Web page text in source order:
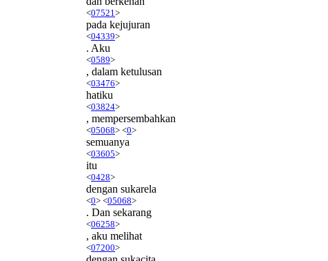
<07521 >
pada kejujuran
<04339>
. Aku
<0589>
, dalam ketulusan
<03476>
hatiku
<03824>
, mempersembahkan
<05068> <0>
semuanya
<03605>
itu
<0428>
dengan sukarela
<0> <05068>
. Dan sekarang
<06258>
, aku melihat
<07200>